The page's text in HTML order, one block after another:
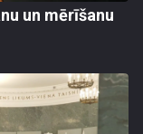
un mērīšanu